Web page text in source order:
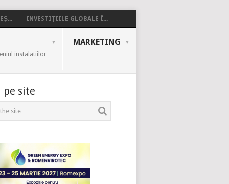
INVESTIȚIILE GLOBALE Î...
instalatiilor
MARKETING
pe site